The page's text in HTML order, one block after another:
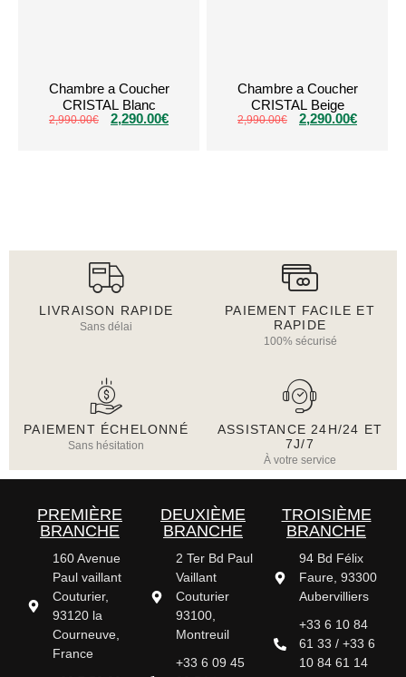
Chambre a Coucher
CRISTAL Blanc
2,990.00€ 2,290.00€
Chambre a Coucher
CRISTAL Beige
2,990.00€ 2,290.00€
LIVRAISON RAPIDE
Sans délai
PAIEMENT FACILE ET
RAPIDE
100% sécurisé
PAIEMENT ÉCHELONNÉ
Sans hésitation
ASSISTANCE 24H/24 ET
7J/7
À votre service
PREMIÈRE
BRANCHE
160 Avenue
Paul vaillant
Couturier,
93120 la
Courneuve,
France
DEUXIÈME
BRANCHE
2 Ter Bd Paul
Vaillant
Couturier
93100,
Montreuil
+33 6 09 45
TROISIÈME
BRANCHE
94 Bd Félix
Faure, 93300
Aubervilliers
+33 6 10 84
61 33 / +33 6
10 84 61 14